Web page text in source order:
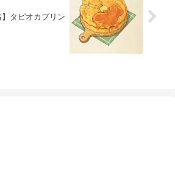
】タピオカプリン